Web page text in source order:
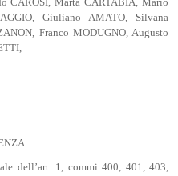
CAROSI, Marta CARTABIA, Mario
Giuliano AMATO, Silvana
Franco MODUGNO, Augusto
dell’art. 1, commi 400, 401, 403,